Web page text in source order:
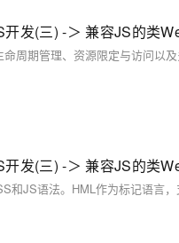
发(三) -＞ 兼容JS的类
发(三) -＞ 兼容JS的类